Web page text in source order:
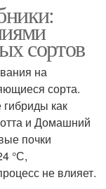
сортов
на
сорта.
как
и Домашний
почки
°С,
не влияет.